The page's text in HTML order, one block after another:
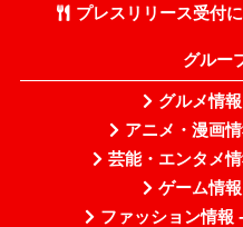
プレスリリース受付
グルー
グルメ情
アニメ・漫画
芸能・エンタメ
ゲーム情
ファッション情報